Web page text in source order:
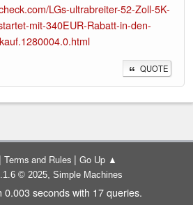
LGs-ultrabreiter-52-Zoll-5K-
mit-340EUR-Rabatt-in-den-
QUOTE
| Terms and Rules | Go Up ▲
© 2025, Simple Machines
0.003 seconds with 17 queries.